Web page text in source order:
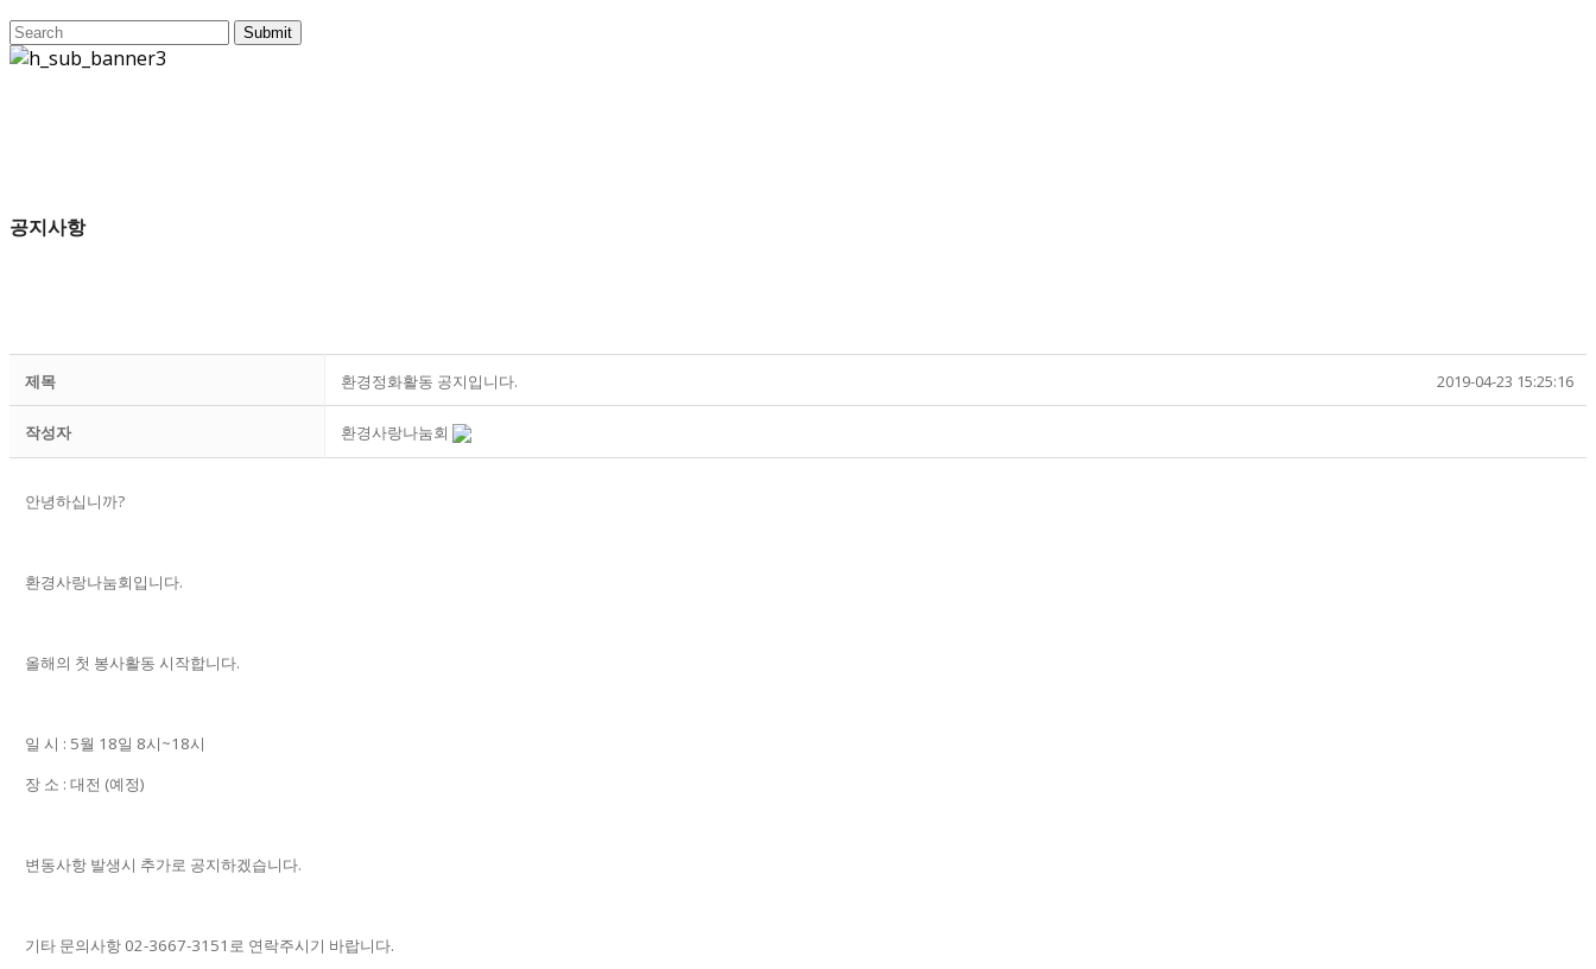
Submit
공지사항
제목 환경정화활동 공지입니다. 2019-04-23 15:25:16
작성자 환경사랑나눔회
안녕하십니까?
환경사랑나눔회입니다.
올해의 첫 봉사활동 시작합니다.
일 시 : 5월 18일 8시~18시
장 소 : 대전 (예정)
변동사항 발생시 추가로 공지하겠습니다.
기타 문의사항 02-3667-3151로 연락주시기 바랍니다.